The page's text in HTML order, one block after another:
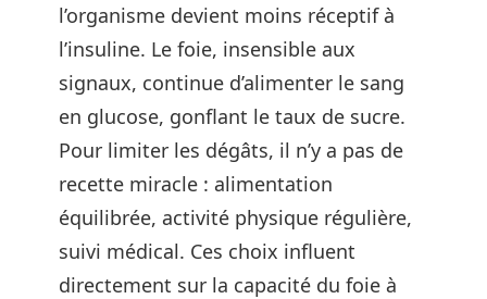
l’organisme devient moins réceptif à
l’insuline. Le foie, insensible aux
signaux, continue d’alimenter le sang
en glucose, gonflant le taux de sucre.
Pour limiter les dégâts, il n’y a pas de
recette miracle : alimentation
équilibrée, activité physique régulière,
suivi médical. Ces choix influent
directement sur la capacité du foie à